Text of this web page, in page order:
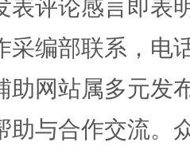
？
表评论感言即表
采编部联系，电
助网站属多元发
助与合作交流。